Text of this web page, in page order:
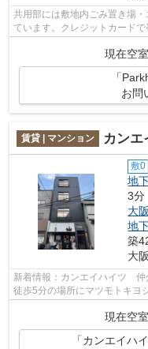
共用部には敷地内ごみ置き場
ています。クレジットカード
手間が軽減できます。造りとデ
現在空
「
お問
賃貸 | マンション カン
敷0
地
3分
大
地
築
大
新着情報：カンエイハイツ 仲
徒歩5分の場所にマツモトキヨ
現在空
「カンエイ